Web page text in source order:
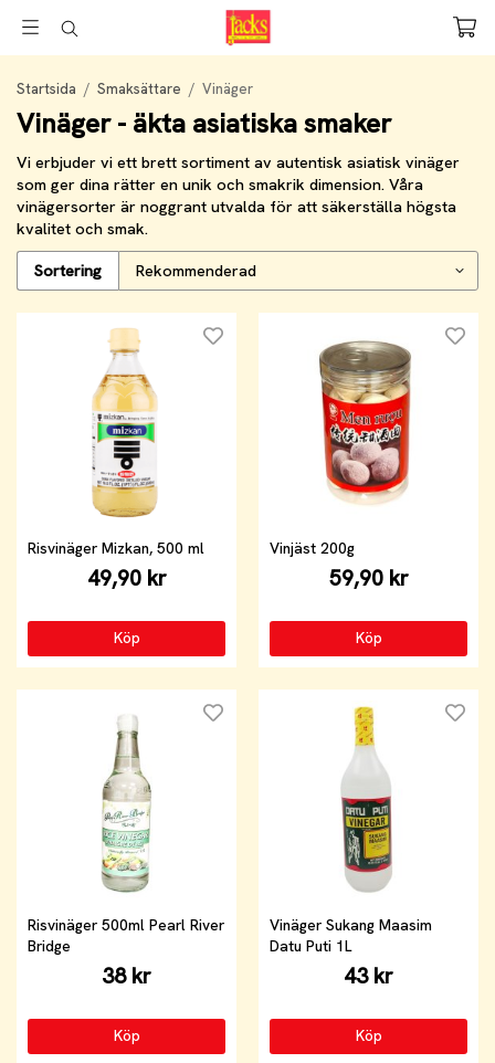
Startsida / Smaksättare / Vinäger
Vinäger - äkta asiatiska smaker
Vi erbjuder vi ett brett sortiment av autentisk asiatisk vinäger
som ger dina rätter en unik och smakrik dimension. Våra
vinägersorter är noggrant utvalda för att säkerställa högsta
kvalitet och smak.
Sortering
Risvinäger Mizkan, 500 ml
49,90 kr
Köp
Vinjäst 200g
59,90 kr
Köp
Risvinäger 500ml Pearl River
Bridge
38 kr
Köp
Vinäger Sukang Maasim
Datu Puti 1L
43 kr
Köp